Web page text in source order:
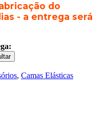
do
- a entrega será
, Camas Elásticas